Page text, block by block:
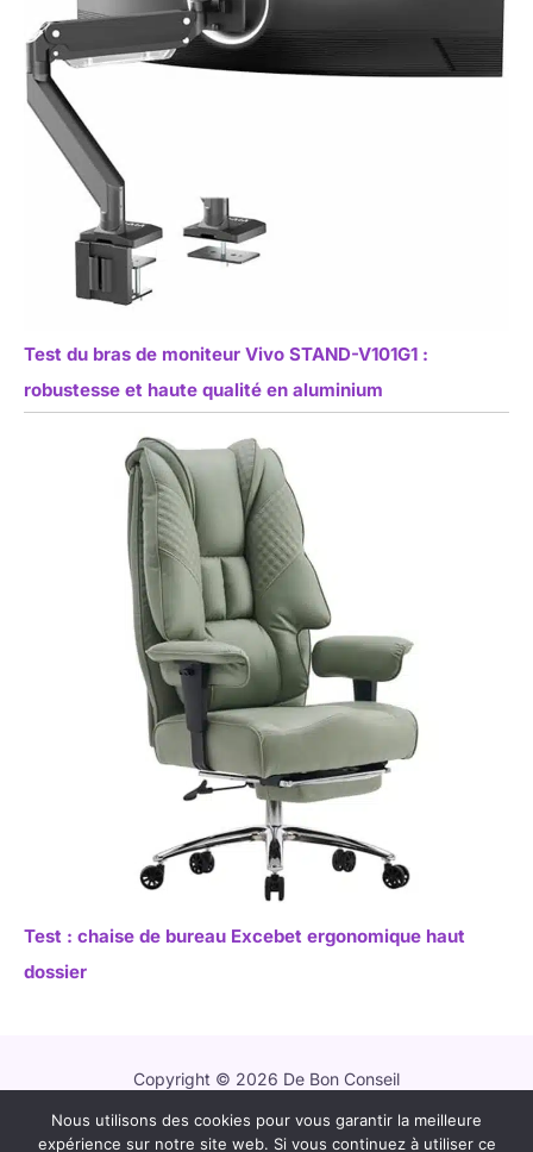
Test du bras de moniteur Vivo STAND-V101G1 :
robustesse et haute qualité en aluminium
Test : chaise de bureau Excebet ergonomique haut
dossier
Copyright © 2026 De Bon Conseil
Contact
Nous utilisons des cookies pour vous garantir la meilleure
expérience sur notre site web. Si vous continuez à utiliser ce